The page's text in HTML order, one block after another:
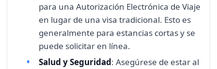
para una Autorización Electrónica de Viaje
en lugar de una visa tradicional. Esto es
generalmente para estancias cortas y se
puede solicitar en línea.
Salud y Seguridad: Asegúrese de estar al